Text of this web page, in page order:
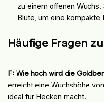
zu einem offenen
Blüte, um eine kompakte
Häufige Fragen
F: Wie hoch wird die
erreicht eine Wuchshöhe
ideal für Hecken macht.